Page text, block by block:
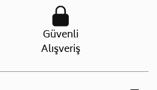
Güvenli
Alışveriş